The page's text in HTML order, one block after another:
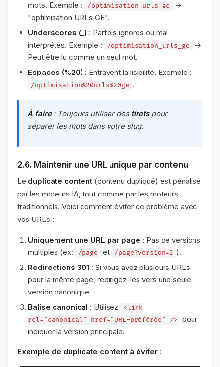
mots. Exemple :
/optimisation-urls-ge
→
"optimisation URLs GE".
Underscores (_) : Parfois ignorés ou mal
interprétés. Exemple :
/optimisation_urls_ge
→
Peut être lu comme un seul mot.
Espaces (%20) : Entravent la lisibilité. Exemple :
/optimisation%20urls%20ge .
À faire: Toujours utiliser des tiretspour
séparer les mots dans votre slug.
2.6. Maintenir une URL unique par contenu
Le duplicate content (contenu dupliqué) est pénalisé
par les moteurs IA, tout comme par les moteurs
traditionnels. Voici comment éviter ce problème avec
vos URLs :
Uniquement une URL par page : Pas de versions
multiples (ex:
/page et /page?version=2 ).
Redirections 301 : Si vous avez plusieurs URLs
pour la même page, redirigez-les vers une seule
version canonique.
Balise canonical : Utilisez
<link
rel="canonical" href="URL-préférée" />
pour
indiquer la version principale.
Exemple de duplicate content à éviter :